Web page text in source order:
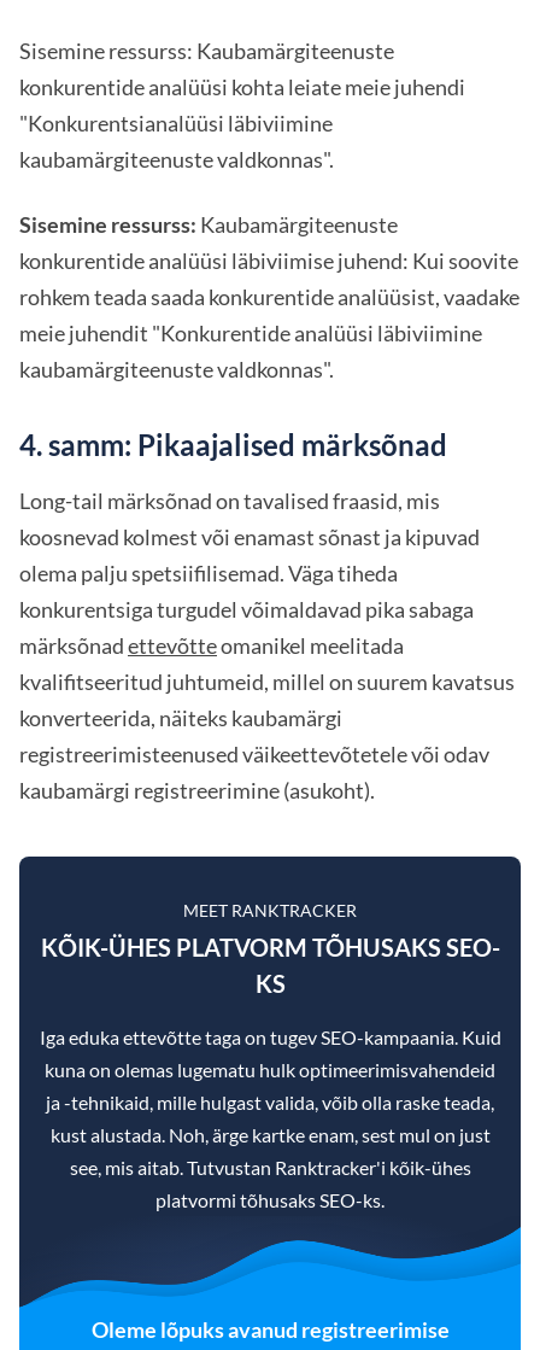
Sisemine ressurss: Kaubamärgiteenuste
konkurentide analüüsi kohta leiate meie juhendi
"Konkurentsianalüüsi läbiviimine
kaubamärgiteenuste valdkonnas".
Sisemine ressurss: Kaubamärgiteenuste
konkurentide analüüsi läbiviimise juhend: Kui soovite
rohkem teada saada konkurentide analüüsist, vaadake
meie juhendit "Konkurentide analüüsi läbiviimine
kaubamärgiteenuste valdkonnas".
4. samm: Pikaajalised märksõnad
Long-tail märksõnad on tavalised fraasid, mis
koosnevad kolmest või enamast sõnast ja kipuvad
olema palju spetsiifilisemad. Väga tiheda
konkurentsiga turgudel võimaldavad pika sabaga
märksõnadettevõtteomanikel meelitada
kvalifitseeritud juhtumeid, millel on suurem kavatsus
konverteerida, näiteks kaubamärgi
registreerimisteenused väikeettevõtetele või odav
kaubamärgi registreerimine (asukoht).
MEET RANKTRACKER
KÕIK-ÜHES PLATVORM TÕHUSAKS SEO-
KS
Iga eduka ettevõtte taga on tugev SEO-kampaania. Kuid
kuna on olemas lugematu hulk optimeerimisvahendeid
ja -tehnikaid, mille hulgast valida, võib olla raske teada,
kust alustada. Noh, ärge kartke enam, sest mul on just
see, mis aitab. Tutvustan Ranktracker'i kõik-ühes
platvormi tõhusaks SEO-ks.
Oleme lõpuks avanud registreerimise